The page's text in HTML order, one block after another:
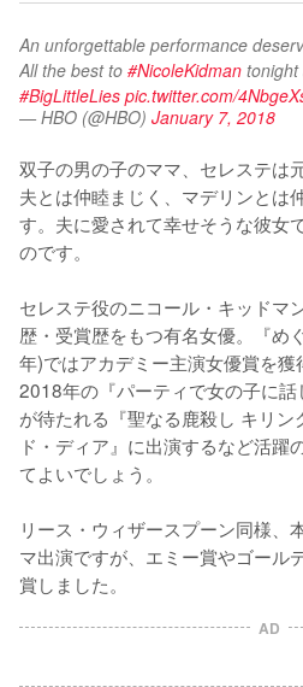
An unforgettable performance
All the best to #NicoleKidman
#BigLittleLies pic.twitter.com/
— HBO (@HBO) January 7, 2018
双子の男の子のママ、セレステは
夫とは仲睦まじく、マデリンとは
す。夫に愛されて幸せそうな彼女
のです。
セレステ役のニコール・キッドマ
歴・受賞歴をもつ有名女優。『め
年)ではアカデミー主演女優賞を
2018年の『パーティで女の子に
が待たれる『聖なる鹿殺し キリ
ド・ディア』に出演するなど活躍
てよいでしょう。
リース・ウィザースプーン同様、
マ出演ですが、エミー賞やゴール
賞しました。
AD